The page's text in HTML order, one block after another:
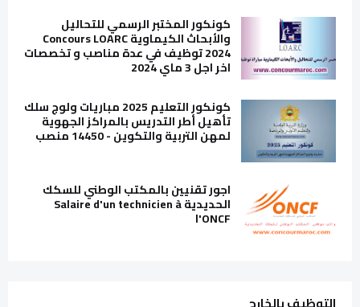
كونكور المختبر الرسمي للتحاليل
والأبحاث الكيماوية Concours LOARC
2024 توظيف في عدة مناصب و تخصصات
اخر اجل 3 ماي 2024
كونكور التعليم 2025 مباريات ولوج سلك
تأهيل أطر التدريس بالمراكز الجهوية
لمهن التربية والتكوين - 14450 منصب
اجور تقنيين بالمكتب الوطني للسكك
الحديدية Salaire d'un technicien à
l'ONCF